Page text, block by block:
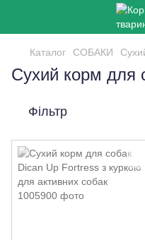
Каталог СОБАКИ
Сухий корм для
Фільтр